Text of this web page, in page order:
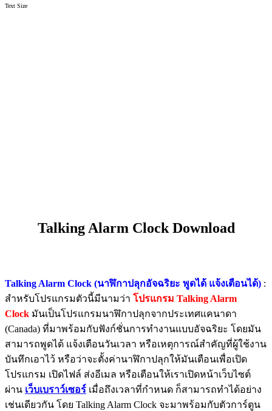
Text Size
Talking Alarm Clock Download
Talking Alarm Clock (นาฬิกาปลุกอัจฉริยะ พูดได้ แจ้งเตือนได้) :
สำหรับโปรแกรมตัวนี้มีนามว่า โปรแกรม Talking Alarm
Clock มันเป็นโปรแกรมนาฬิกาปลุกจากประเทศแคนาดา
(Canada) ที่มาพร้อมกับฟังก์ชั่นการทำงานแบบอัจฉริยะ โดยมัน
สามารถพูดได้ แจ้งเตือนวันเวลา หรือเหตุการณ์สำคัญที่ผู้ใช้งาน
บันทึกเอาไว้ หรือว่าจะตั้งค่านาฬิกาปลุกให้มันเตือนเพื่อเปิด
โปรแกรม เปิดไฟล์ ส่งอีเมล หรือเตือนให้เราเปิดหน้าเว็บไซต์
ผ่าน เว็บเบราว์เซอร์ เมื่อถึงเวลาที่กำหนด ก็สามารถทำได้อย่าง
เช่นเดียวกัน โดย Talking Alarm Clock จะมาพร้อมกับตัวการ์ตูน